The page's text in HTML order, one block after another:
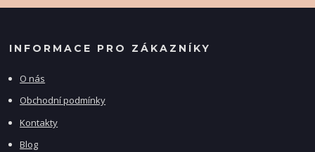
INFORMACE PRO ZÁKAZNÍKY
O nás
Obchodní podmínky
Kontakty
Blog